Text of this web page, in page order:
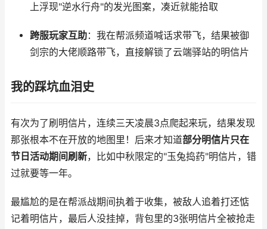
上浮现"逆水行舟"的发光图案，凑近就能拾取
跨服玩家互助：我在帮派频道喊话求带飞，结果被御
剑宗的大佬顺路带飞，直接解锁了云端驿站的明信片
我的踩坑血泪史
有次为了刷明信片，连续三天凌晨3点爬起来玩，结果发现
那张根本不在开放的地图里！后来才知道部分明信片只在
节日活动期间刷新，比如中秋限定的"玉兔捣药"明信片，错
过就要等一年。
最尴尬的是在帮派战期间执着于收集，被敌人追着打还惦
记着明信片，最后人没挂掉，背包里的3张明信片全被抢走